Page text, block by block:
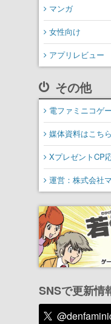
マンガ
女性向け
アプリレビュー
その他
電ファミニコゲ
媒体資料はこちら
XプレゼントCP
運営：株式会社
SNSで更新情